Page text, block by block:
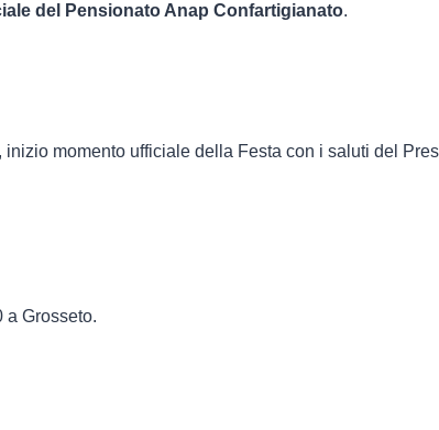
del Pensionato Anap Confartigianato.
momento ufficiale della Festa con i saluti del
a Grosseto.